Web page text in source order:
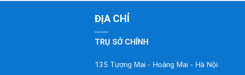
ĐỊA CHỈ
TRỤ SỞ CHÍNH
135 Tương Mai - Hoàng Mai - Hà Nội